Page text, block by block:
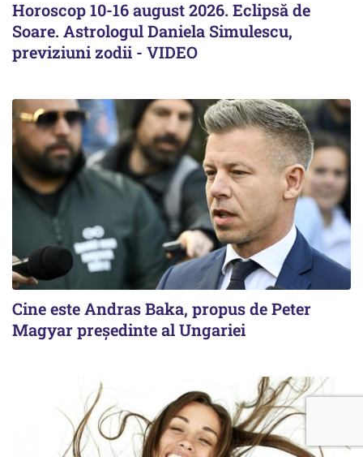
Horoscop 10-16 august 2026. Eclipsă de
Soare. Astrologul Daniela Simulescu,
previziuni zodii - VIDEO
Cine este Andras Baka, propus de Peter
Magyar președinte al Ungariei